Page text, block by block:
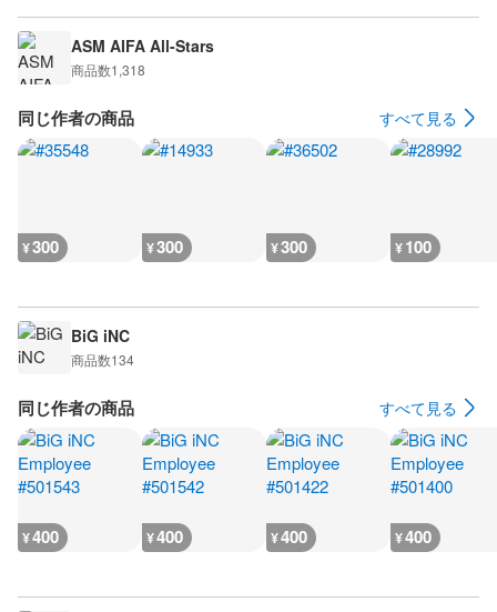
ASM AIFA All-Stars
商品数1,318
同じ作者の商品 すべて見る
¥300 ¥300 ¥300 ¥100
BiG iNC
商品数134
同じ作者の商品 すべて見る
¥400 ¥400 ¥400 ¥400